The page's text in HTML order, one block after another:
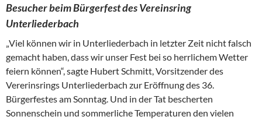
Besucher beim Bürgerfest des Vereinsring
Unterliederbach
„Viel können wir in Unterliederbach in letzter Zeit nicht falsch
gemacht haben, dass wir unser Fest bei so herrlichem Wetter
feiern können“, sagte Hubert Schmitt, Vorsitzender des
Vererinsrings Unterliederbach zur Eröffnung des 36.
Bürgerfestes am Sonntag. Und in der Tat bescherten
Sonnenschein und sommerliche Temperaturen den vielen